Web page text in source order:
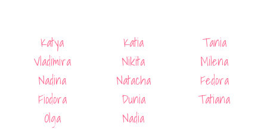
Katya Katia
Tania
Vladimira
Nikita
Milena
Nadina
Natacha
Fedora
Fiodora
Dunia
Tatiana
Olga
Nadia